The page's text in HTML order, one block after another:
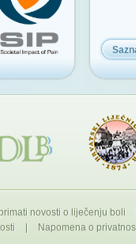
novosti o liječenju boli
Napomena o